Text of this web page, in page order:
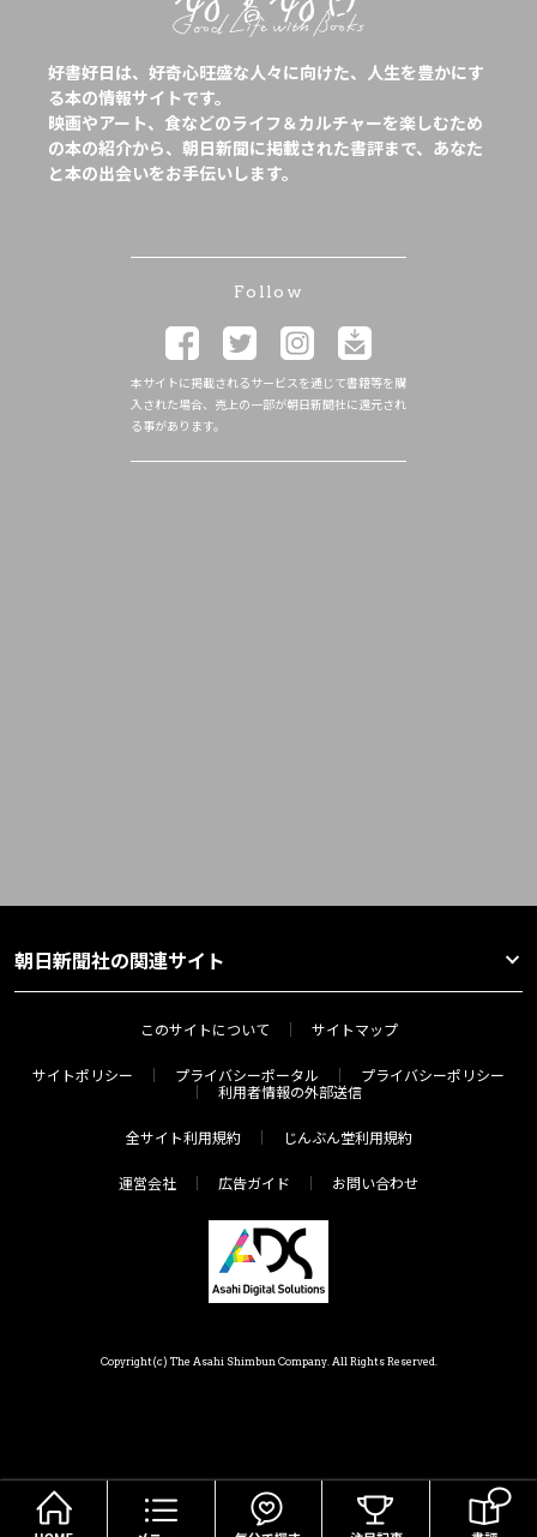
好書好日は、好奇心旺盛な人々に向けた、人生を豊かにす
る本の情報サイトです。
映画やアート、食などのライフ＆カルチャーを楽しむため
の本の紹介から、朝日新聞に掲載された書評まで、あなた
と本の出会いをお手伝いします。
Follow
本サイトに掲載されるサービスを通じて書籍等を購
入された場合、売上の一部が朝日新聞社に還元され
る事があります。
朝日新聞社の関連サイト
このサイトについて サイトマップ
サイトポリシー プライバシーポータル
プライバシーポリシー
利用者情報の外部送信
全サイト利用規約 じんぶん堂利用規約
運営会社 広告ガイド お問い合わせ
Copyright(c) The Asahi Shimbun Company. All Rights Reserved.